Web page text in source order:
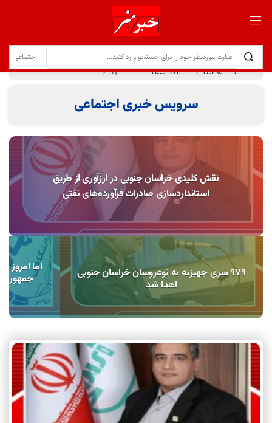
هفته دولت بهترین فرصت برای تبیین خدمات نظام و دولت
سرویس خبری اجتماعی
نقش کلیدی خراسان جنوبی در ارزآوری از طریق
استانداردسازی صادرات فرآورده‌های نفتی
۹۷۹ سری جهیزیه به نوعروسان خراسان جنوبی
اهدا شد
اما امروز
جمهوری